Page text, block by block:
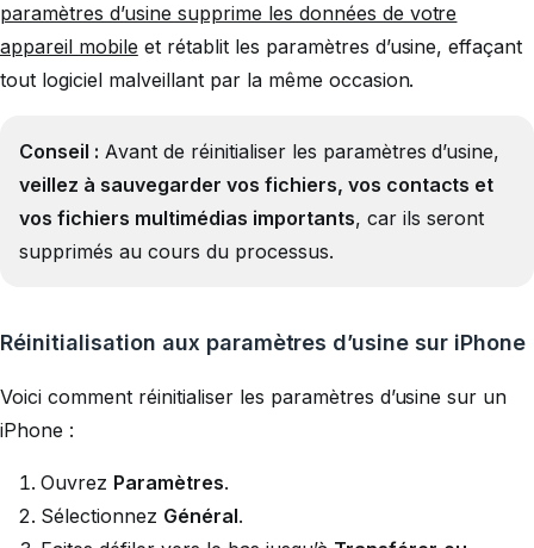
paramètres d’usine supprime les données de votre
appareil mobile et rétablit les paramètres d’usine, effaçant
tout logiciel malveillant par la même occasion.
Conseil : Avant de réinitialiser les paramètres d’usine,
veillez à sauvegarder vos fichiers, vos contacts et
vos fichiers multimédias importants, car ils seront
supprimés au cours du processus.
Réinitialisation aux paramètres d’usine sur iPhone
Voici comment réinitialiser les paramètres d’usine sur un
iPhone :
Ouvrez Paramètres.
Sélectionnez Général.